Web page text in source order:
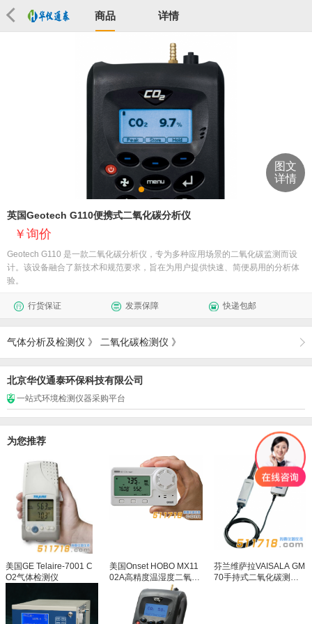
商品 详情
图文
详情
英国Geotech G110便携式二氧化碳分析仪
询价
​Geotech G110 是一款二氧化碳分析仪，专为多种应用场景的二氧化碳监测而设
计。该设备融合了新技术和规范要求，旨在为用户提供快速、简便易用的分析体
验。
行货保证 发票保障 快递包邮
气体分析及检测仪 》 二氧化碳检测仪 》
北京华仪通泰环保科技有限公司
一站式环境检测仪器采购平台
为您推荐
美国GE Telaire-7001 C
O2气体检测仪
美国Onset HOBO MX11
02A高精度温湿度二氧化
碳监测记录器
芬兰维萨拉VAISALA GM
70手持式二氧化碳测试